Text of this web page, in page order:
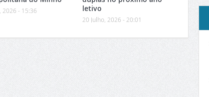
2026 - 15:36
letivo
20 Julho, 2026 - 20:01